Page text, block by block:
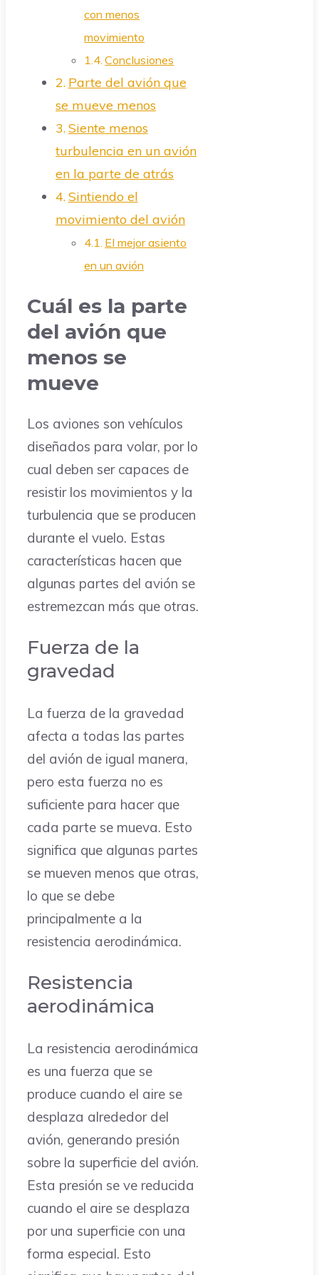
con menos
movimiento
Conclusiones
Parte del avión que
se mueve menos
Siente menos
turbulencia en un avión
en la parte de atrás
Sintiendo el
movimiento del avión
El mejor asiento
en un avión
Cuál es la parte
del avión que
menos se
mueve
Los aviones son vehículos
diseñados para volar, por lo
cual deben ser capaces de
resistir los movimientos y la
turbulencia que se producen
durante el vuelo. Estas
características hacen que
algunas partes del avión se
estremezcan más que otras.
Fuerza de la
gravedad
La fuerza de la gravedad
afecta a todas las partes
del avión de igual manera,
pero esta fuerza no es
suficiente para hacer que
cada parte se mueva. Esto
significa que algunas partes
se mueven menos que otras,
lo que se debe
principalmente a la
resistencia aerodinámica.
Resistencia
aerodinámica
La resistencia aerodinámica
es una fuerza que se
produce cuando el aire se
desplaza alrededor del
avión, generando presión
sobre la superficie del avión.
Esta presión se ve reducida
cuando el aire se desplaza
por una superficie con una
forma especial. Esto